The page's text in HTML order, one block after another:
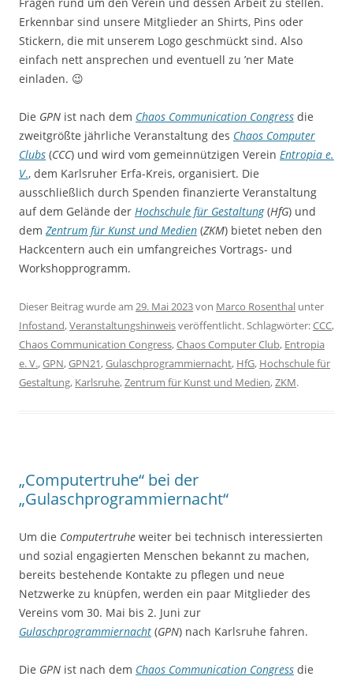
Erkennbar sind unsere Mitglieder an Shirts, Pins oder
Stickern, die mit unserem Logo geschmückt sind. Also
einfach nett ansprechen und eventuell zu ’ner Mate
einladen. 😉
Die GPN ist nach dem Chaos Communication Congress die
zweitgrößte jährliche Veranstaltung des Chaos Computer
Clubs (CCC) und wird vom gemeinnützigen Verein Entropia e.
V., dem Karlsruher Erfa-Kreis, organisiert. Die
ausschließlich durch Spenden finanzierte Veranstaltung
auf dem Gelände der Hochschule für Gestaltung(HfG) und
dem Zentrum für Kunst und Medien (ZKM) bietet neben den
Hackcentern auch ein umfangreiches Vortrags- und
Workshopprogramm.
Dieser Beitrag wurde am 29. Mai 2023von Marco Rosenthal unter
Infostand,Veranstaltungshinweisveröffentlicht. Schlagwörter:CCC,
Chaos Communication Congress,Chaos Computer Club, Entropia
e. V.,GPN,GPN21,Gulaschprogrammiernacht, HfG, Hochschule für
Gestaltung, Karlsruhe,Zentrum für Kunst und Medien,ZKM.
„Computertruhe“ bei der
„Gulaschprogrammiernacht“
Um die Computertruhe weiter bei technisch interessierten
und sozial engagierten Menschen bekannt zu machen,
bereits bestehende Kontakte zu pflegen und neue
Netzwerke zu knüpfen, werden ein paar Mitglieder des
Vereins vom 30. Mai bis 2. Juni zur
Gulaschprogrammiernacht (GPN) nach Karlsruhe fahren.
Die GPN ist nach dem Chaos Communication Congress die